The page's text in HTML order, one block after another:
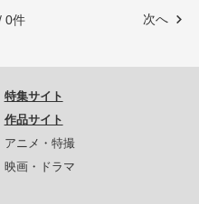
次へ
0件
特集サイト
作品サイト
アニメ・特撮
映画・ドラマ